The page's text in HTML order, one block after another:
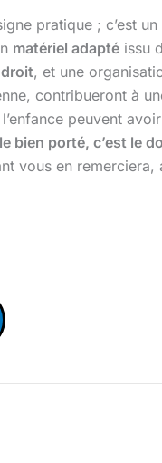
pratique ; c’est
matériel adapté issu
, et une
contribueront à
peuvent
bien porté, c’est le
vous en